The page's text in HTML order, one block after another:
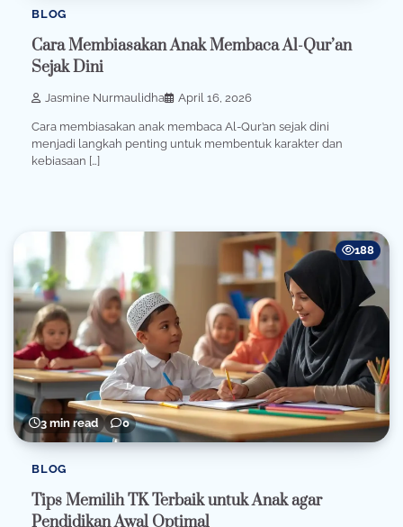
BLOG
Cara Membiasakan Anak Membaca Al-Qur’an
Sejak Dini
Jasmine Nurmaulidha April 16, 2026
Cara membiasakan anak membaca Al-Qur’an sejak dini
menjadi langkah penting untuk membentuk karakter dan
kebiasaan […]
3 min read 0
188
BLOG
Tips Memilih TK Terbaik untuk Anak agar
Pendidikan Awal Optimal